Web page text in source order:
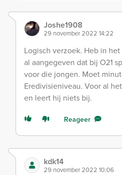
Joshe1908
29 november 2022 14:22
Logisch verzoek. Heb in
al aangegeven dat bij O21
voor die jongen. Moet
Eredivisieniveau. Voor al
en leert hij niets bij.
Reageer
kdk14
29 november 2022 10:06